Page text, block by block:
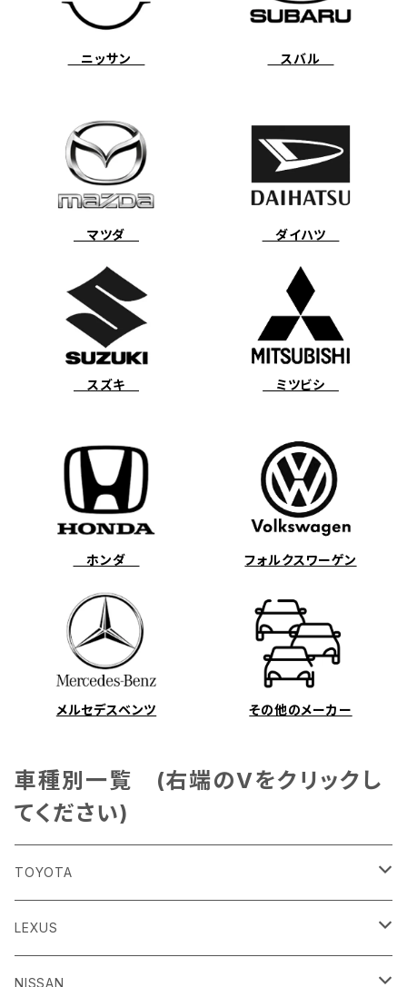
ニッサン スバル
マツダ ダイハツ
スズキ ミツビシ
ホンダ フォルクスワーゲン
メルセデスベンツ その他のメーカー
車種別一覧 (右端のVをクリックし
てください)
TOYOTA
86
H24/4～R3/8 ZN6
GR86
LEXUS
ＣＴ
NISSAN